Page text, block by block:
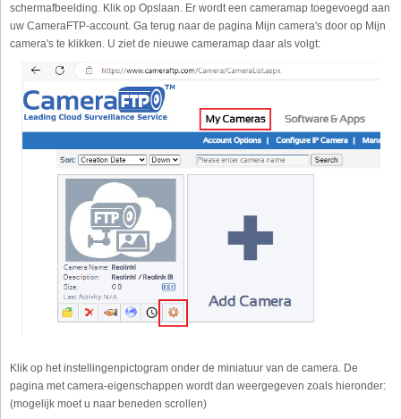
schermafbeelding. Klik op Opslaan. Er wordt een cameramap toegevoegd aan
uw CameraFTP-account. Ga terug naar de pagina Mijn camera's door op Mijn
camera's te klikken. U ziet de nieuwe cameramap daar als volgt:
Klik op het instellingenpictogram onder de miniatuur van de camera. De
pagina met camera-eigenschappen wordt dan weergegeven zoals hieronder:
(mogelijk moet u naar beneden scrollen)